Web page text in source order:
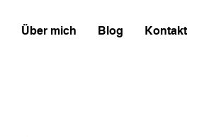
Über mich Blog Kontakt